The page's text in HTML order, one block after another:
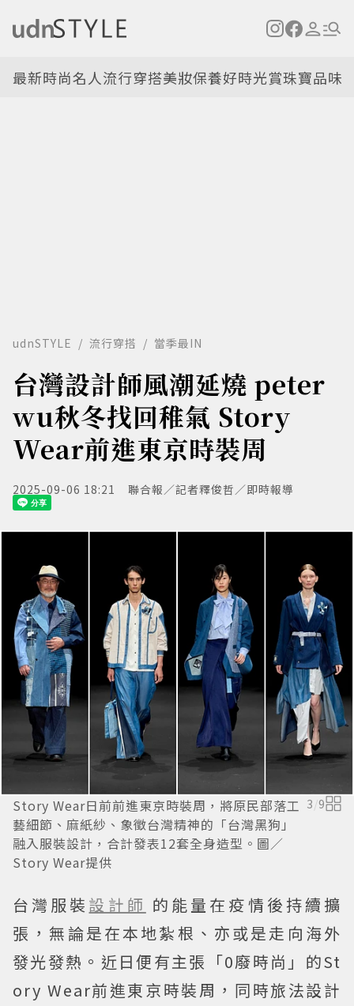
最新時尚名人流行穿搭美妝保養好時光賞珠寶品味
udnSTYLE 流行穿搭 當季最IN
台灣設計師風潮延燒 peter
wu秋冬找回稚氣 Story
Wear前進東京時裝周
2025-09-06 18:21 聯合報／記者釋俊哲／即時報導
Story Wear日前前進東京時裝周，將原民部落工
藝細節、麻紙紗、象徵台灣精神的「台灣黑狗」
融入服裝設計，合計發表12套全身造型。圖／
Story Wear提供
3/9
台灣服裝 設計師 的能量在疫情後持續擴
張，無論是在本地紮根、亦或是走向海外
發光發熱。近日便有主張「0廢時尚」的St
ory Wear前進東京時裝周，同時旅法設計